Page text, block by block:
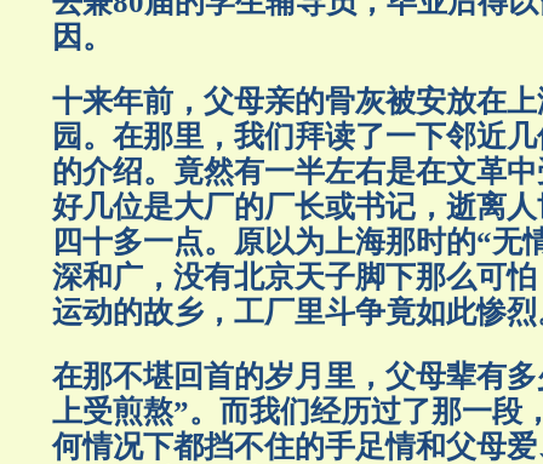
因。
十来年前，父母亲的骨灰被安放在
园。在那里，我们拜读了一下邻近
的介绍。竟然有一半左右是在文革
好几位是大厂的厂长或书记，逝离
四十多一点。原以为上海那时的“无
深和广，没有北京天子脚下那么可
运动的故乡，工厂里斗争竟如此惨
在那不堪回首的岁月里，父母辈有
上受煎熬”。而我们经历过了那一段
何情况下都挡不住的手足情和父母